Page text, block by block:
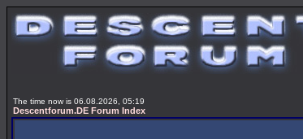
The time now is 06.08.2026, 05:19
Descentforum.DE Forum Index